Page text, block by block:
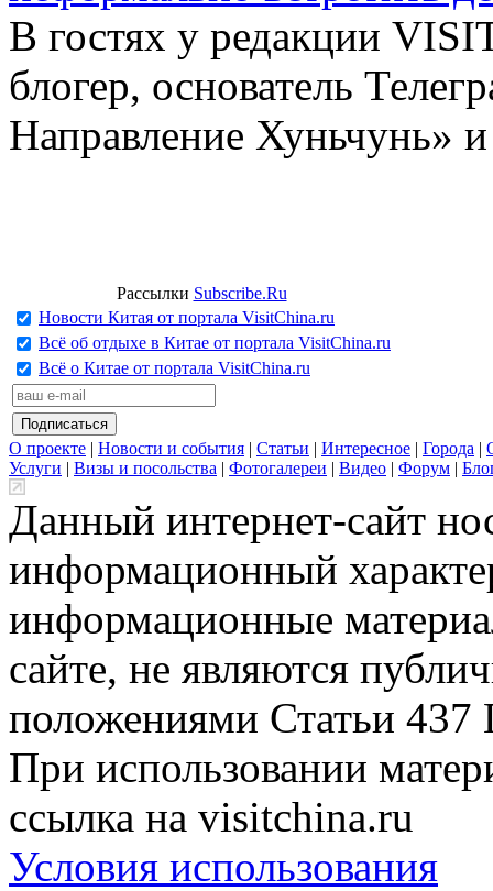
В гостях у редакции
блогер, основатель
Направление Хуньчунь»
Рассылки Subscribe.Ru
Новости Китая от портала VisitChina.ru
Всё об отдыхе в Китае от портала VisitChina.ru
Всё о Китае от портала VisitChina.ru
О проекте | Новости и события | Статьи | Интересное | Города |
Услуги | Визы и посольства | Фотогалереи | Видео | Форум |
Данный интернет-сайт
информационный
информационные
сайте, не являются
положениями Статьи 437
При использовании
ссылка на visitchina.ru
Условия использования